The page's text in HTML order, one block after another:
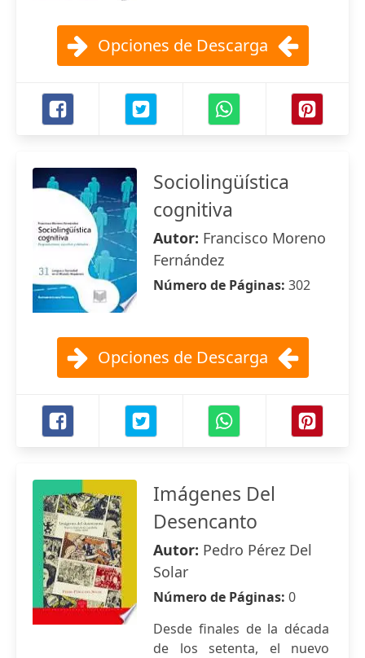
Opciones de Descarga
Sociolingüística
cognitiva
Autor: Francisco Moreno
Fernández
Número de Páginas: 302
Opciones de Descarga
Imágenes Del
Desencanto
Autor: Pedro Pérez Del
Solar
Número de Páginas: 0
Desde finales de la década
de los setenta, el nuevo